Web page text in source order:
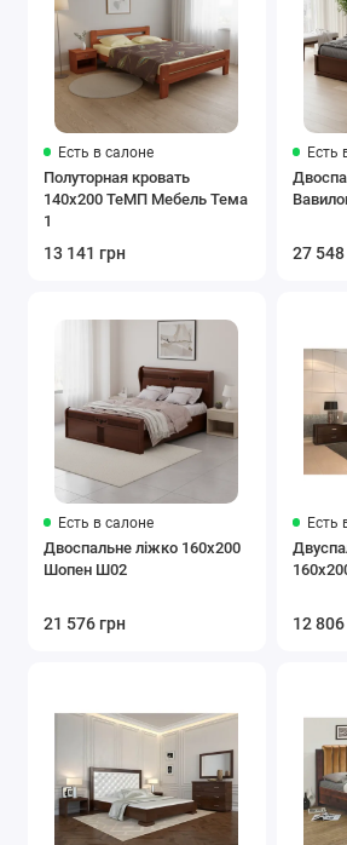
Есть в салоне
Полуторная кровать
140x200 ТеМП Мебель Тема
1
13 141 грн
Есть
27 548
Есть в салоне
Двоспальне ліжко 160x200
Шопен Ш02
21 576 грн
Есть
12 806